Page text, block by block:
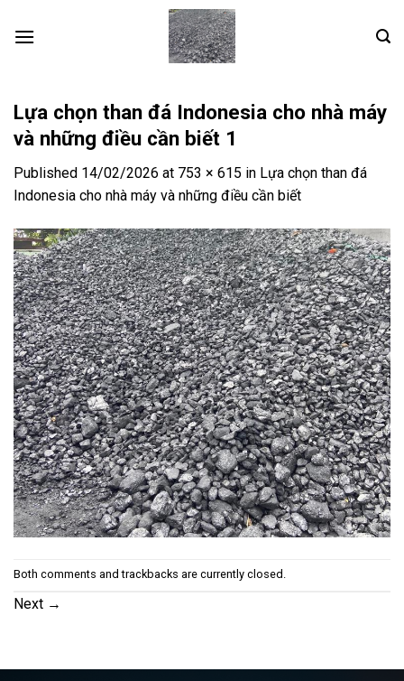
Lựa chọn than đá Indonesia cho nhà máy
và những điều cần biết 1
Published 14/02/2026 at 753 × 615 in Lựa chọn than đá
Indonesia cho nhà máy và những điều cần biết
Both comments and trackbacks are currently closed.
Next →